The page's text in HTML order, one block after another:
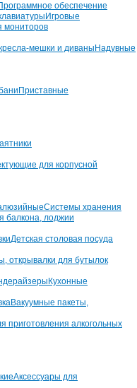
обеспечение
Игровые
мониторов
мешки и диваны Надувные
Приставные
для корпусной
Системы хранения
балкона, лоджии
Детская столовая посуда
открывалки для бутылок
Кухонные
Вакуумные пакеты,
приготовления алкогольных
Аксессуары для